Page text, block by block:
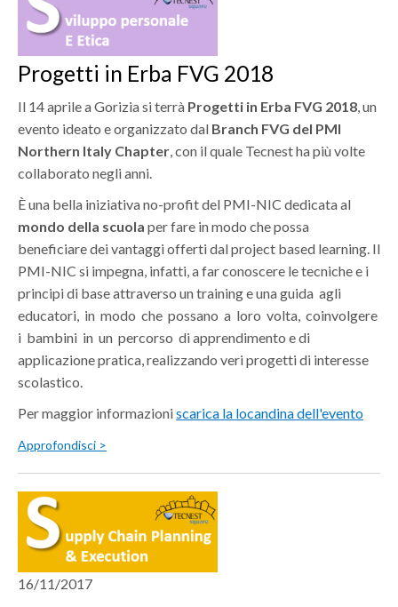
Progetti in Erba FVG 2018
Il 14 aprile a Gorizia si terrà Progetti in Erba FVG 2018, un
evento ideato e organizzato dal Branch FVG del PMI
Northern Italy Chapter, con il quale Tecnest ha più volte
collaborato negli anni.
È una bella iniziativa no-profit del PMI-NIC dedicata al
mondo della scuola per fare in modo che possa
beneficiare dei vantaggi offerti dal project based learning. Il
PMI-NIC si impegna, infatti, a far conoscere le tecniche e i
principi di base attraverso un training e una guida agli
educatori, in modo che possano a loro volta, coinvolgere
i bambini in un percorso di apprendimento e di
applicazione pratica, realizzando veri progetti di interesse
scolastico.
Per maggior informazioniscarica la locandina dell'evento
Approfondisci >
16/11/2017